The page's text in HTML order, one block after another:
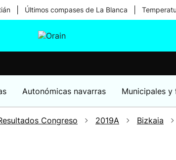
Últimos compases de La Blanca
Autonómicas navarras Municipales y
Congreso 2019A Bizkaia